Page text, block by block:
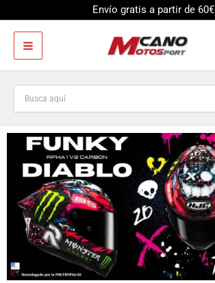
contenido
Envío gratis a partir de 60€